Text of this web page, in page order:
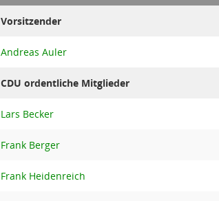
Vorsitzender
Andreas Auler
CDU ordentliche Mitglieder
Lars Becker
Frank Berger
Frank Heidenreich